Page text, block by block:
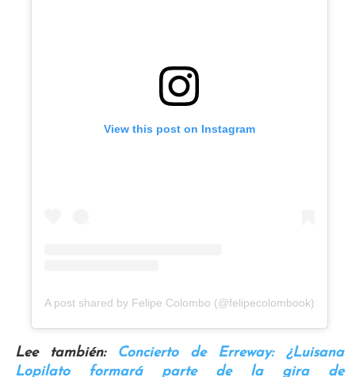
View this post on Instagram
A post shared by Felipe Colombo (@felipecolombook)
Lee también: Concierto de Erreway: ¿Luisana
Lopilato formará parte de la gira de